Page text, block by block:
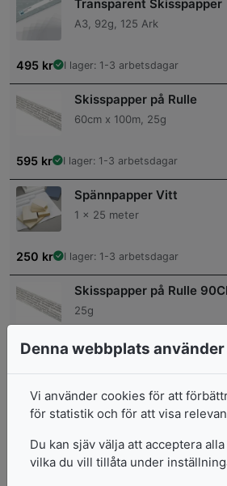
Transparent Skisspapper
A3, 92g, 125 Ark
495 kr I lager: 1-3 arbetsdagar
Skisspapper på Rulle
60cm x 100m, 25g
595 kr I lager: 1-3 arbetsdagar
Spännpapper Vitt
1 x 25 meter
250 kr I lager: 1-3 arbetsdagar
Skisspapper på Rulle
25g
800kr I lager: 1-3 arbetsdagar
Skisspapper på Rulle
45cm x 100m, 25g
460kr I lager: 1-3 arbetsdagar
Denna webbplats
Vi använder cookies för att
för statistik och för att visa
Du kan sjäv välja att acceptera
vilka du vill tillåta under